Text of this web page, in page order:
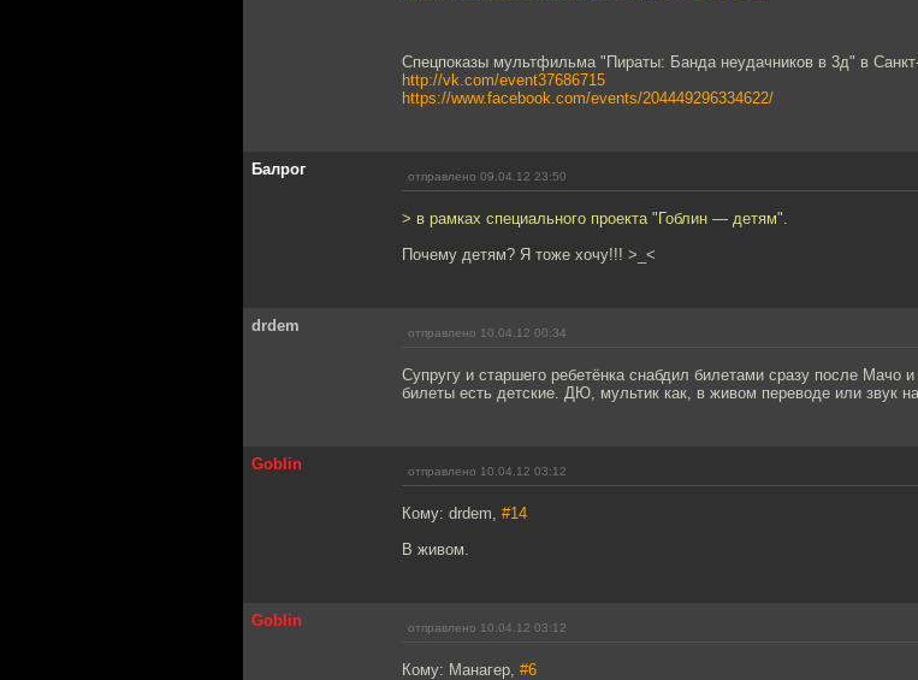
Спецпоказы мультфильма "Пираты: Банда неудачников в 3д" в
http://vk.com/event37686715
https://www.facebook.com/events/204449296334622/
Балрог отправлено 09.04.12 23:50
> в рамках специального проекта "Гоблин — детям".
Почему детям? Я тоже хочу!!! >_<
drdem отправлено 10.04.12 00:34
Супругу и старшего ребетёнка снабдил билетами сразу после Мачо
билеты есть детские. ДЮ, мультик как, в живом переводе или звук
Goblin отправлено 10.04.12 03:12
Кому: drdem, #14
В живом.
Goblin отправлено 10.04.12 03:12
Кому: Манагер, #6